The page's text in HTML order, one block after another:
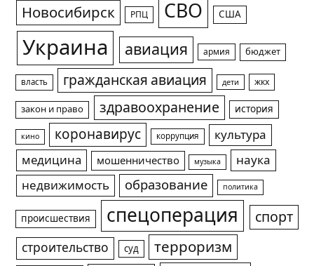
Новосибирск РПЦ СВО США
Украина авиация армия бюджет
власть гражданская авиация дети жкх
закон и право здравоохранение история
кино коронавирус коррупция
культура
медицина
мошенничество музыка
наука
недвижимость
образование политика
происшествия спецоперация спорт
строительство суд терроризм